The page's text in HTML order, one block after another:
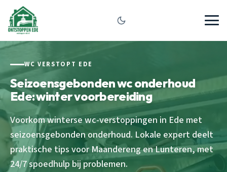
WC VERSTOPT EDE
Seizoensgebonden wc onderhoud
Ede: winter voorbereiding
Voorkom winterse wc-verstoppingen in Ede met
seizoensgebonden onderhoud. Lokale expert deelt
praktische tips voor Maandereng en Lunteren, met
24/7 spoedhulp bij problemen.